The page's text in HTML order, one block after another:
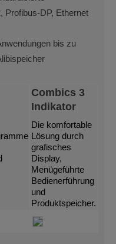
Profibus-DP, Ethernet
bis zu
Combics 3
Indikator
Die komfortable
Lösung durch
grafisches
Display,
Menügeführte
Bedienerführung
und
Produktspeicher.